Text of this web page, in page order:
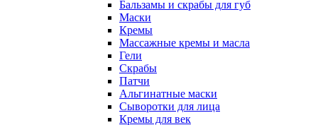
Бальзамы и скрабы для губ
Маски
Кремы
Массажные кремы и масла
Гели
Скрабы
Патчи
Альгинатные маски
Сыворотки для лица
Кремы для век